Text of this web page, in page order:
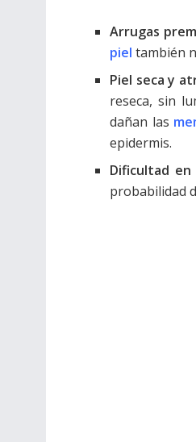
Arrugas
piel también
Piel seca y
reseca, sin
dañan las
epidermis.
Dificultad en
probabilidad